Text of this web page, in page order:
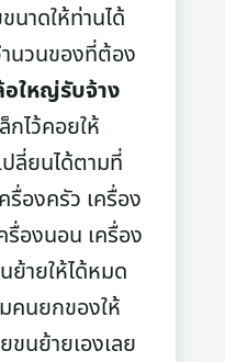
นาดให้ท่านได้
ำนวนของที่ต้อง
ใหญ่รับจ้าง
ไว้คอยให้
ลี่ยนได้ตามที่
รื่องครัว เครื่อง
รื่องนอน เครื่อง
ย้ายให้ได้หมด
คนยกของให้
ขนย้ายเองเลย